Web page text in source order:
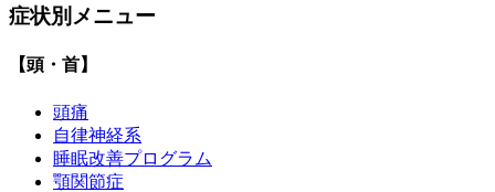
症状別メニュー
【頭・首】
頭痛
自律神経系
睡眠改善プログラム
顎関節症